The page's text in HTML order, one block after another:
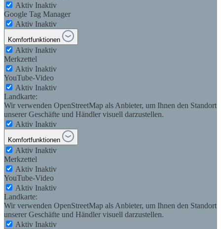
Aktiv Inaktiv
Google Tag Manager
Aktiv Inaktiv
Komfortfunktionen
Aktiv Inaktiv
Merkzettel
Aktiv Inaktiv
YouTube-Video
Aktiv Inaktiv
Landkarte:
Wir verwenden OpenStreetMap als Anbieter, um Ihnen den Standort
unserer Geschäfte und Händler visuell darzustellen.
Aktiv Inaktiv
Komfortfunktionen
Aktiv Inaktiv
Merkzettel
Aktiv Inaktiv
YouTube-Video
Aktiv Inaktiv
Landkarte:
Wir verwenden OpenStreetMap als Anbieter, um Ihnen den Standort
unserer Geschäfte und Händler visuell darzustellen.
Aktiv Inaktiv